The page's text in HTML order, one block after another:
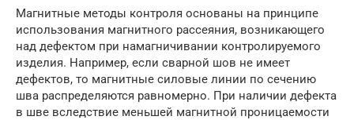
Магнитные методы контроля основаны на принципе
использования магнитного рассеяния, возникающего
над дефектом при намагничивании контролируемого
изделия. Например, если сварной шов не имеет
дефектов, то магнитные силовые линии по сечению
шва распределяются равномерно. При наличии дефекта
в шве вследствие меньшей магнитной проницаемости